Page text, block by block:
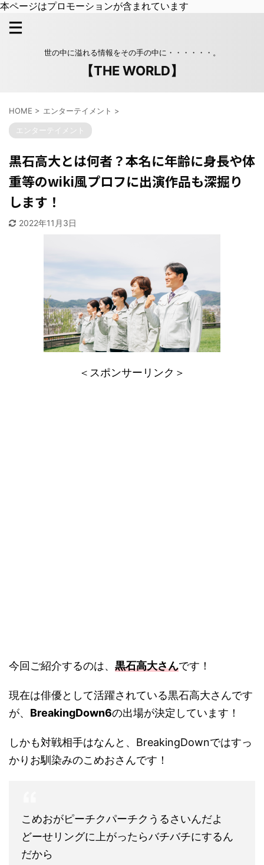
本ページはプロモーションが含まれています
世の中に溢れる情報をその手の中に・・・・・・。
【THE WORLD】
HOME > エンターテイメント >
エンターテイメント
黒石高大とは何者？本名に年齢に身長や体
重等のwiki風プロフに出演作品も深掘り
します！
2022年11月3日
＜スポンサーリンク＞
今回ご紹介するのは、 黒石高大さんです！
現在は俳優として活躍されている黒石高大さんです
が、 BreakingDown6の出場が決定しています！
しかも対戦相手はなんと、BreakingDownではすっ
かりお馴染みのこめおさんです！
こめおがピーチクパーチクうるさいんだよ
どーせリングに上がったらバチバチにするん
だから